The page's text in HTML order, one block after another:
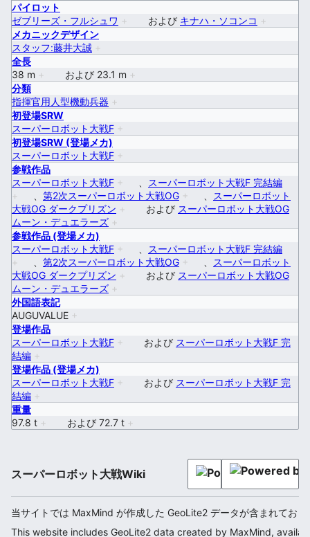
パイロット
ゼブリーズ・フルシュワ + および キナハ・ソコンコ +
メカニックデザイン
スタッフ:藤井大誠 +
全長
38 m + および 23.1 m +
分類
指揮官用人型機動兵器 +
初登場SRW
スーパーロボット大戦F +
初登場SRW (登場メカ)
スーパーロボット大戦F +
参戦作品
スーパーロボット大戦F +
スーパーロボット大戦F 完結編
+
第2次スーパーロボット大戦OG +
スーパーロボット
大戦OG ダークプリズン + および スーパーロボット大戦OG
ムーン・デュエラーズ +
参戦作品 (登場メカ)
スーパーロボット大戦F +
スーパーロボット大戦F 完結編
+
第2次スーパーロボット大戦OG +
スーパーロボット
大戦OG ダークプリズン + および スーパーロボット大戦OG
ムーン・デュエラーズ +
外国語表記
AUGUVALUE +
登場作品
スーパーロボット大戦F + および スーパーロボット大戦F 完
結編 +
登場作品 (登場メカ)
スーパーロボット大戦F + および スーパーロボット大戦F 完
結編 +
重量
97.8 t + および 72.7 t +
スーパーロボット大戦Wiki
当サイトでは MaxMind が作成した GeoLite2 データが含まれてお
This website includes GeoLite2 data created by MaxMind,